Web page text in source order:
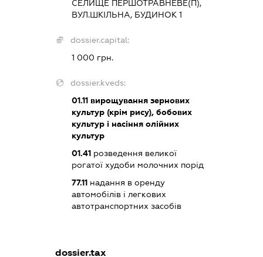
СЕЛИЩЕ ПЕРШОТРАВНЕВЕ(П),
ВУЛ.ШКІЛЬНА, БУДИНОК 1
dossier.capital:
1 000 грн.
dossier.kveds:
01.11 вирощування зернових
культур (крім рису), бобових
культур і насіння олійних
культур
01.41 розведення великої
рогатої худоби молочних порід
77.11 надання в оренду
автомобілів і легкових
автотранспортних засобів
dossier.tax